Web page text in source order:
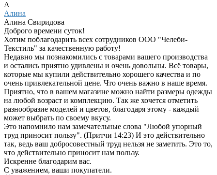
А
Алина
Алина Свиридова
Доброго времени суток!
Хотим поблагодарить всех сотрудников ООО "Челеби-
Текстиль" за качественную работу!
Недавно мы познакомились с товарами вашего производства
и остались приятно удивлены и очень довольны. Всё товары,
которые мы купили действительно хорошего качества и по
очень привлекательной цене. Что очень важно в наше время.
Приятно, что в вашем магазине можно найти размеры одежды
на любой возраст и комплекцию. Так же хочется отметить
разнообразие моделей и цветов, благодаря этому - каждый
может выбрать по своему вкусу.
Это напомнило нам замечательные слова "Любой упорный
труд приносит пользу". (Притчи 14:23) И это действительно
так, ведь ваш добросовестный труд нельзя не заметить. Это то,
что действительно приносит нам пользу.
Искренне благодарим вас.
С уважением, ваши покупатели.